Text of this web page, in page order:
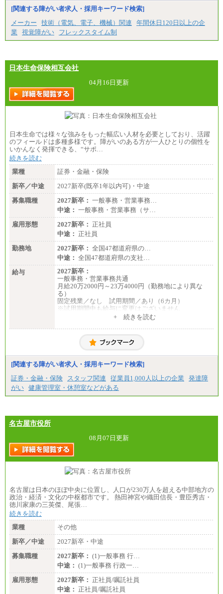
[関連する障がい者求人・採用キーワード検索]
メーカー
技術（電気、電子、機械）関連
年間休日120日以上の企
業
視覚障がい フレックスタイム制
日本生命保険相互会社
04月16日更新
日本生命では様々な強みをもった幅広い人材を必要としており、活躍
のフィールドは多種多様です。障がいのある方が一人ひとりの個性を
いかんなく発揮できる、“サポ…
続きを読む
業種
証券・金融・保険
新卒／中途
2027新卒(既卒1年以内可)・中途
募集職種
2027新卒： 一般事務・営業事務…
中途： 一般事務・営業事務（サ…
雇用形態
2027新卒： 正社員
中途： 正社員
勤務地
2027新卒： 全国47都道府県の…
中途： 全国47都道府県の支社…
給与
2027新卒：
一般事務・営業事務共通
月給20万2000円～23万4000円（勤務地により異な
る）
固定残業／なし 試用期間／あり（6カ月）
※試用期間中も給与に変更はございません
月給20万2000円～23万4000円（勤務地により異な
固定残業／なし 試用期間／あり（6か月）
+ 続きを読む
[関連する障がい者求人・採用キーワード検索]
証券・金融・保険
スタッフ関連 従業員1,000人以上の企業
発達障
がい 健康管理室・休憩室などがある
名古屋市役所
08月07日更新
名古屋は日本のほぼ中央に位置し、人口が230万人を超える中部地方の
政治・経済・文化の中枢都市です。 熱田神宮や織田信長・豊臣秀吉・
徳川家康の三英傑、尾張…
続きを読む
業種
その他
新卒／中途
2027新卒・中途
募集職種
2027新卒： (1)一般事務 行…
中途： (1)一般事務 行政一…
雇用形態
2027新卒： 正社員/嘱託社員
中途： 正社員/嘱託社員